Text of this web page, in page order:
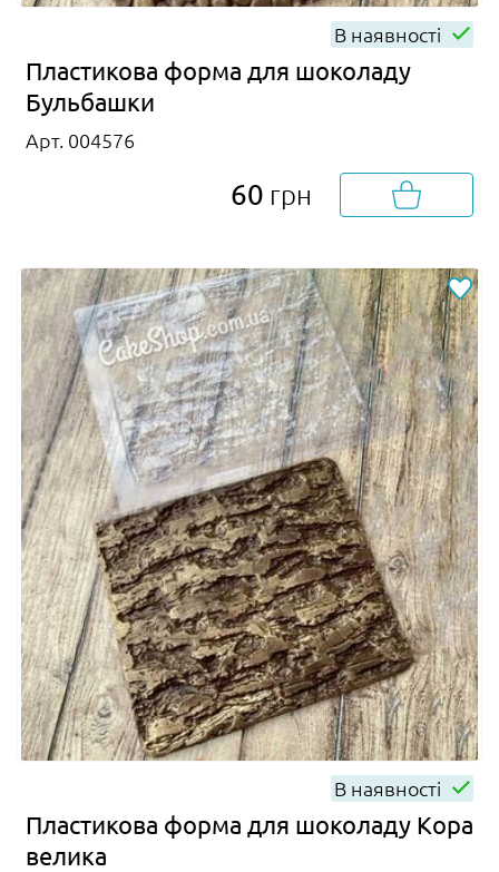
В наявності
Пластикова форма для шоколаду
Бульбашки
Арт. 004576
60 грн
В наявності
Пластикова форма для шоколаду Кора
велика